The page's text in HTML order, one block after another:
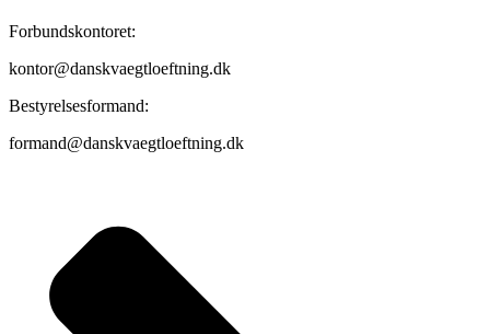
Forbundskontoret:
kontor@danskvaegtloeftning.dk
Bestyrelsesformand:
formand@danskvaegtloeftning.dk